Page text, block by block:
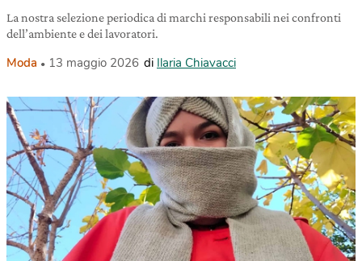
La nostra selezione periodica di marchi responsabili nei confronti
dell’ambiente e dei lavoratori.
Moda 13 maggio 2026 di Ilaria Chiavacci